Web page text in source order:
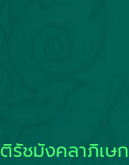
รัชมังคลาภิเษก